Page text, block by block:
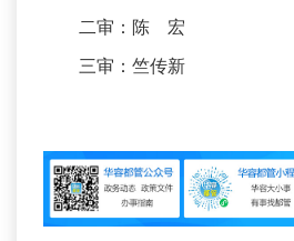
二审：陈 宏
三审：竺传新